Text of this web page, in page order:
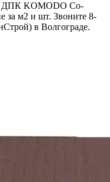
ДПК KOMODO Co-
за м2 и шт. Звоните 8-
в Волгограде.